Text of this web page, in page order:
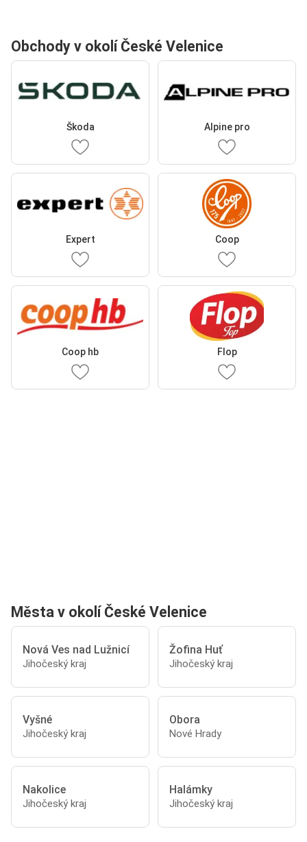
Obchody v okolí České Velenice
Škoda Alpine pro
Expert Coop
Coop hb Flop
Města v okolí České Velenice
Nová Ves nad Lužnicí
Jihočeský kraj
Žofina Huť
Jihočeský kraj
Vyšné
Jihočeský kraj
Obora
Nové Hrady
Nakolice
Jihočeský kraj
Halámky
Jihočeský kraj